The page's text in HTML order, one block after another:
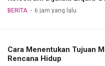
BERITA 6 jam yang lalu
Cara Menentukan Tujuan
Rencana Hidup